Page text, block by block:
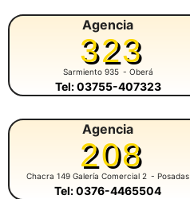
Agencia
323
Sarmiento 935 - Oberá
Tel: 03755-407323
Agencia
208
Chacra 149 Galería Comercial 2 - Posadas
Tel: 0376-4465504